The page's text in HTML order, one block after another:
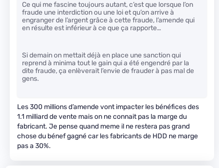
Ce qui me fascine toujours autant, c’est que lorsque l’on
fraude une interdiction ou une loi et qu’on arrive à
engranger de l’argent grâce à cette fraude, l’amende qui
en résulte est inférieur à ce que ça rapporte…
Si demain on mettait déjà en place une sanction qui
reprend à minima tout le gain qui a été engendré par la
dite fraude, ça enlèverait l’envie de frauder à pas mal de
gens.
Les 300 millions d’amende vont impacter les bénéfices des
1.1 milliard de vente mais on ne connait pas la marge du
fabricant. Je pense quand meme il ne restera pas grand
chose du bénef gagné car les fabricants de HDD ne marge
pas a 30%.